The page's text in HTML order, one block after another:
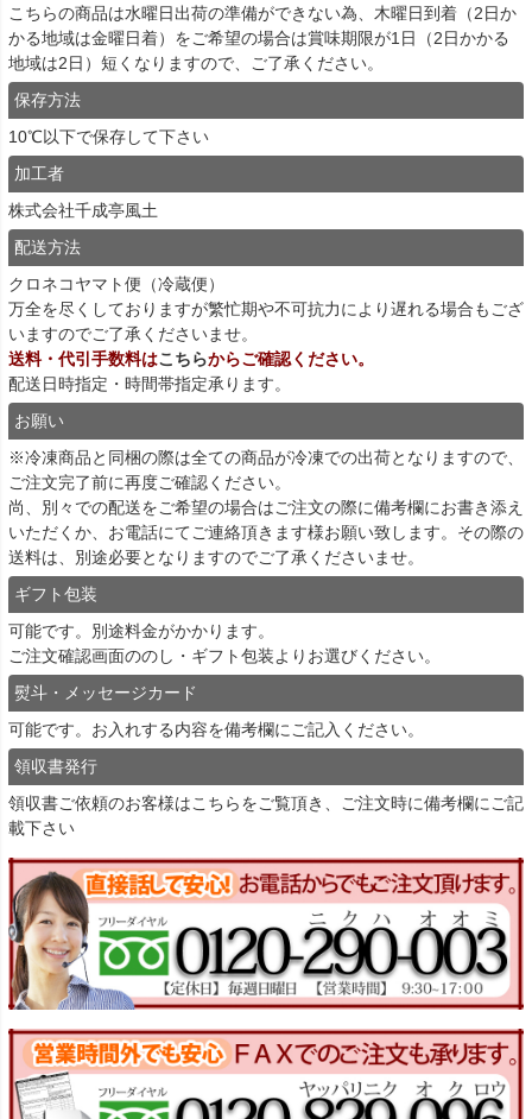
こちらの商品は水曜日出荷の準備ができない為、木曜日到着（2日か
かる地域は金曜日着）をご希望の場合は賞味期限が1日（2日かかる
地域は2日）短くなりますので、ご了承ください。
保存方法
10℃以下で保存して下さい
加工者
株式会社千成亭風土
配送方法
クロネコヤマト便（冷蔵便）
万全を尽くしておりますが繁忙期や不可抗力により遅れる場合もござ
いますのでご了承くださいませ。
送料・代引手数料はこちらからご確認ください。
配送日時指定・時間帯指定承ります。
お願い
※冷凍商品と同梱の際は全ての商品が冷凍での出荷となりますので、
ご注文完了前に再度ご確認ください。
尚、別々での配送をご希望の場合はご注文の際に備考欄にお書き添え
いただくか、お電話にてご連絡頂きます様お願い致します。その際の
送料は、別途必要となりますのでご了承くださいませ。
ギフト包装
可能です。別途料金がかかります。
ご注文確認画面ののし・ギフト包装よりお選びください。
熨斗・メッセージカード
可能です。お入れする内容を備考欄にご記入ください。
領収書発行
領収書ご依頼のお客様はこちらをご覧頂き、ご注文時に備考欄にご記
載下さい